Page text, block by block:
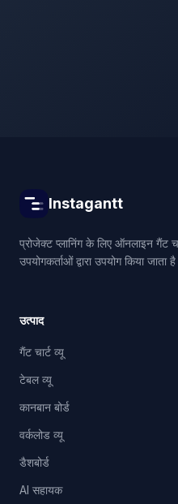
Instagantt
प्रोजेक्ट प्लानिंग के लिए ऑनलाइन गैंट
उपयोगकर्ताओं द्वारा उपयोग किया जाता
उत्पाद
गैंट चार्ट व्यू
टेबल व्यू
कानबान बोर्ड
वर्कलोड व्यू
डैशबोर्ड
AI सहायक